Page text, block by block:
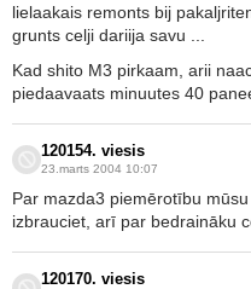
lielaakais remonts bij
grunts celji dariija savu ...
Kad shito M3 pirkaam, arii
piedaavaats minuutes 40
120154. viesis
23.marts 2004 10:07
Par mazda3 piemērotību
izbrauciet, arī par bedraināku
120170. viesis